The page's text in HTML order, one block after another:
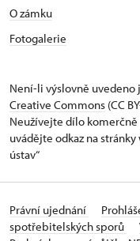
O zámku
Fotogalerie
Není-li výslovně
Creative Commons (CC
Neužívejte dílo komerčně
uvádějte odkaz na
ústav“
Právní ujednání
spotřebitelských sporů